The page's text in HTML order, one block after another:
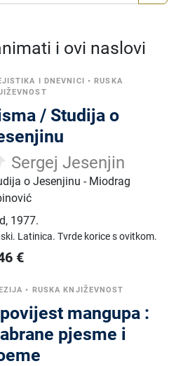
i ovi naslovi
I DNEVNICI •RUSKA
/ Studija o
Sergej Jesenjin
o Jesenjinu - Miodrag
, 1977.
Latinica.Tvrde korice s ovitkom.
€
• RUSKA KNJIŽEVNOST
mangupa :
pjesme i